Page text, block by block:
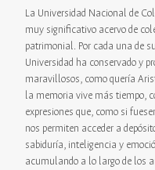
La Universidad Nacional de
muy significativo acervo de
patrimonial. Por cada una de
Universidad ha conservado y
maravillosos, como quería
la memoria vive más tiempo,
expresiones que, como si
nos permiten acceder a
sabiduría, inteligencia y
acumulando a lo largo de los